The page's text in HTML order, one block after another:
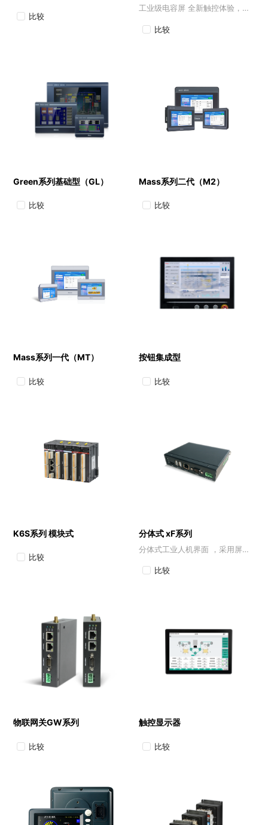
比较
工业级电容屏 全新触控体验，效能与颜值并存
比较
Green系列基础型（GL）
比较
Mass系列二代（M2）
比较
Mass系列一代（MT）
比较
按钮集成型
比较
K6S系列 模块式
比较
分体式 xF系列
分体式工业人机界面 ，采用屏幕与主机分离的创新设计
比较
物联网关GW系列
比较
触控显示器
比较